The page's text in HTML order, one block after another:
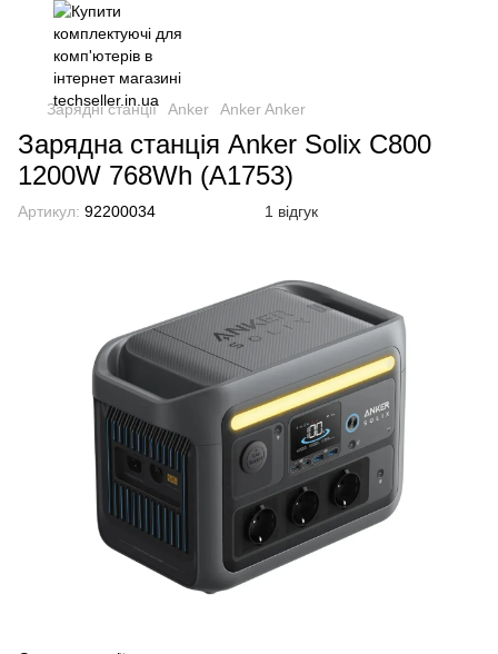
Зарядні станції Anker Anker Anker
Зарядна станція Anker Solix C800
1200W 768Wh (A1753)
Артикул: 92200034 1 відгук